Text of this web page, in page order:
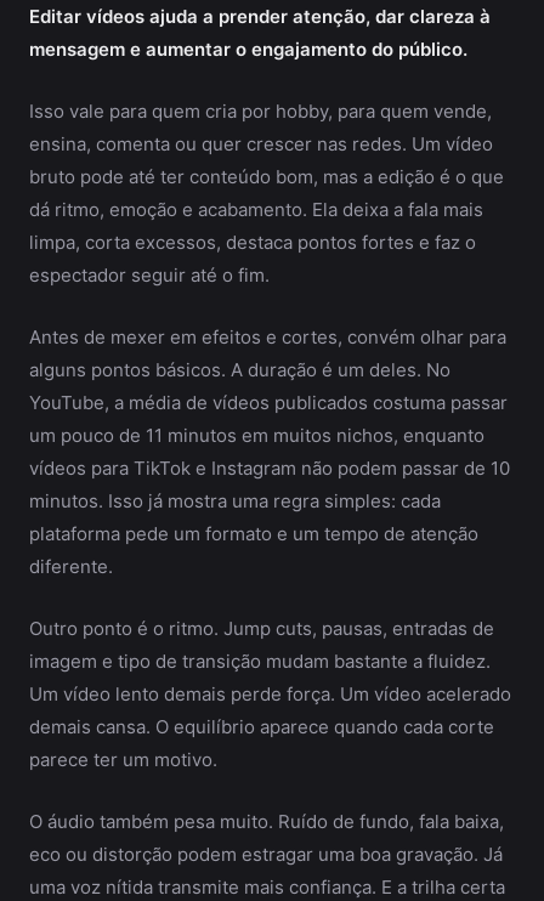
Editar vídeos ajuda a prender atenção, dar clareza à
mensagem e aumentar o engajamento do público.
Isso vale para quem cria por hobby, para quem vende,
ensina, comenta ou quer crescer nas redes. Um vídeo
bruto pode até ter conteúdo bom, mas a edição é o que
dá ritmo, emoção e acabamento. Ela deixa a fala mais
limpa, corta excessos, destaca pontos fortes e faz o
espectador seguir até o fim.
Antes de mexer em efeitos e cortes, convém olhar para
alguns pontos básicos. A duração é um deles. No
YouTube, a média de vídeos publicados costuma passar
um pouco de 11 minutos em muitos nichos, enquanto
vídeos para TikTok e Instagram não podem passar de 10
minutos. Isso já mostra uma regra simples: cada
plataforma pede um formato e um tempo de atenção
diferente.
Outro ponto é o ritmo. Jump cuts, pausas, entradas de
imagem e tipo de transição mudam bastante a fluidez.
Um vídeo lento demais perde força. Um vídeo acelerado
demais cansa. O equilíbrio aparece quando cada corte
parece ter um motivo.
O áudio também pesa muito. Ruído de fundo, fala baixa,
eco ou distorção podem estragar uma boa gravação. Já
uma voz nítida transmite mais confiança. E a trilha certa